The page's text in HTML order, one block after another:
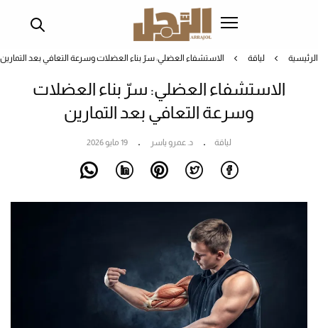
الرئيسي
الرئيسية لياقة الاستشفاء العضلي: سرّ بناء العضلات وسرعة التعافي بعد التمارين
الاستشفاء العضلي: سرّ بناء العضلات
وسرعة التعافي بعد التمارين
لياقة د. عمرو ياسر 19 مايو 2026